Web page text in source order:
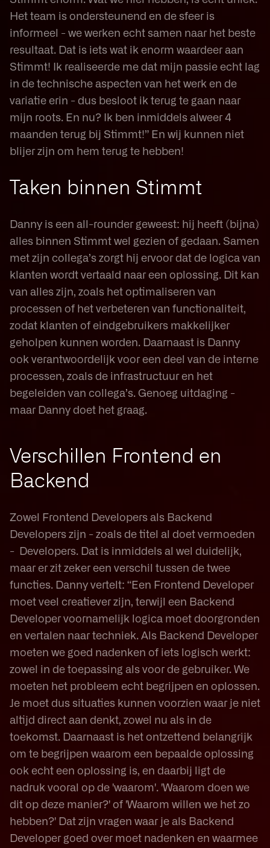
Het team is ondersteunend en de sfeer is
informeel - we werken echt samen naar het beste
resultaat. Dat is iets wat ik enorm waardeer aan
Stimmt! Ik realiseerde me dat mijn passie echt lag
in de technische aspecten van het werk en de
variatie erin - dus besloot ik terug te gaan naar
mijn roots. En nu? Ik ben inmiddels alweer 4
maanden terug bij Stimmt!” En wij kunnen niet
blijer zijn om hem terug te hebben!
Taken binnen Stimmt
Danny is een all-rounder geweest: hij heeft (bijna)
alles binnen Stimmt wel gezien of gedaan. Samen
met zijn collega’s zorgt hij ervoor dat de logica van
klanten wordt vertaald naar een oplossing. Dit kan
van alles zijn, zoals het optimaliseren van
processen of het verbeteren van functionaliteit,
zodat klanten of eindgebruikers makkelijker
geholpen kunnen worden. Daarnaast is Danny
ook verantwoordelijk voor een deel van de interne
processen, zoals de infrastructuur en het
begeleiden van collega’s. Genoeg uitdaging -
maar Danny doet het graag.
Verschillen Frontend en
Backend
Zowel Frontend Developers als Backend
Developers zijn - zoals de titel al doet vermoeden
- Developers. Dat is inmiddels al wel duidelijk,
maar er zit zeker een verschil tussen de twee
functies. Danny vertelt: “Een Frontend Developer
moet veel creatiever zijn, terwijl een Backend
Developer voornamelijk logica moet doorgronden
en vertalen naar techniek. Als Backend Developer
moeten we goed nadenken of iets logisch werkt:
zowel in de toepassing als voor de gebruiker. We
moeten het probleem echt begrijpen en oplossen.
Je moet dus situaties kunnen voorzien waar je niet
altijd direct aan denkt, zowel nu als in de
toekomst. Daarnaast is het ontzettend belangrijk
om te begrijpen waarom een bepaalde oplossing
ook echt een oplossing is, en daarbij ligt de
nadruk vooral op de 'waarom'. 'Waarom doen we
dit op deze manier?' of 'Waarom willen we het zo
hebben?' Dat zijn vragen waar je als Backend
Developer goed over moet nadenken en waarmee